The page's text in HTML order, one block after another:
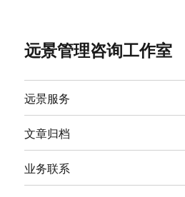
远景管理咨询工作室
远景服务
文章归档
业务联系